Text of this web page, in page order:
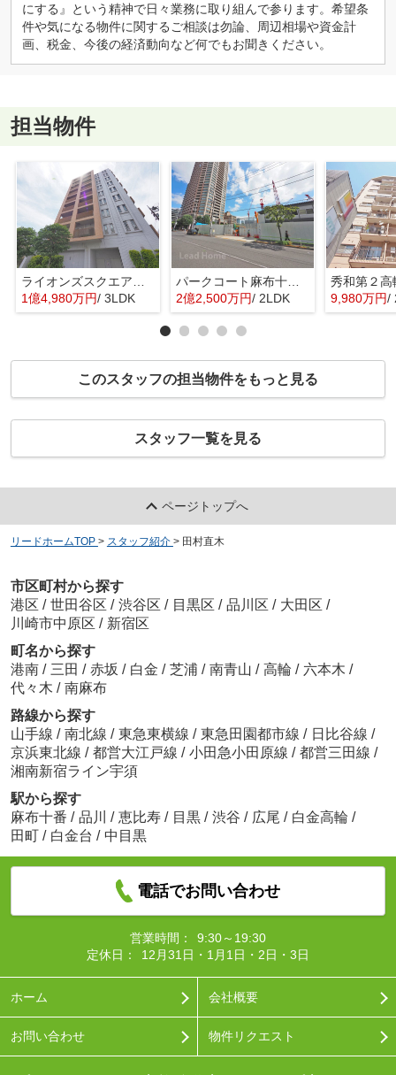
にする』という精神で日々業務に取り組んで参ります。希望条
件や気になる物件に関するご相談は勿論、周辺相場や資金計
画、税金、今後の経済動向など何でもお聞きください。
担当物件
ライオンズスクエア用賀
1億4,980万円/ 3LDK
パークコート麻布十番東京 ザ サウステラス
2億2,500万円/ 2LDK 9,980万円/
このスタッフの担当物件をもっと見る
スタッフ一覧を見る
ページトップへ
リードホームTOP > スタッフ紹介 > 田村直木
市区町村から探す
港区 / 世田谷区 / 渋谷区 / 目黒区 / 品川区 / 大田区 /
川崎市中原区 / 新宿区
町名から探す
港南 / 三田 / 赤坂 / 白金 / 芝浦 / 南青山 / 高輪 / 六本木 /
代々木 / 南麻布
路線から探す
山手線 / 南北線 / 東急東横線 / 東急田園都市線 / 日比谷線 /
京浜東北線 / 都営大江戸線 / 小田急小田原線 / 都営三田線 /
湘南新宿ライン宇須
駅から探す
麻布十番 / 品川 / 恵比寿 / 目黒 / 渋谷 / 広尾 / 白金高輪 /
田町 / 白金台 / 中目黒
電話でお問い合わせ
営業時間：
9:30～19:30
定休日：
12月31日・1月1日・2日・3日
ホーム 会社概要
お問い合わせ 物件リクエスト